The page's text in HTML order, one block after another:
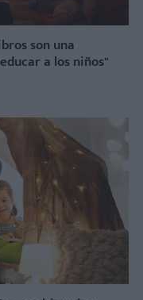
son una
a los niños"